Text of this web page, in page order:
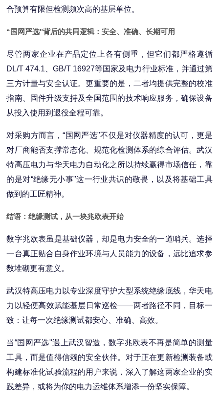
合预算有限但检测频次高的基层单位。
“国网严选"背后的共同逻辑：安全、准确、长期可用
尽管两家企业在产品定位上各有侧重，但它们都严格遵循
DL/T 474.1、GB/T 16927等国家及电力行业标准，并通过第
三方计量与安全认证。更重要的是，二者均提供完整的校准
指南、固件升级支持及全国范围的技术响应服务，确保设备
从投入使用到退役全程可靠。
对采购方而言，“国网严选"不仅是对仪器精度的认可，更是
对厂商能否支撑常态化、规范化检测体系的综合评估。武汉
特高压电力与华天电力自动化之所以持续赢得市场信任，靠
的是对“绝缘无小事"这一行业共识的敬畏，以及将基础工具
做到的工匠精神。
结语：绝缘测试，从一块兆欧表开始
数字兆欧表虽是基础仪器，却是电力安全的一道哨兵。选择
一台真正贴合自身作业环境与人员能力的设备，远比追求参
数堆砌更有意义。
武汉特高压电力以专业深度守护大型系统绝缘底线，华天电
力以轻便高效赋能基层日常巡检——两者路径不同，目标一
致：让每一次绝缘测试都安心、准确、高效。
当“国网严选"遇上武汉智造，数字兆欧表不再是简单的测量
工具，而是值得信赖的安全伙伴。对于正在更新检测装备或
构建标准化试验流程的用户来说，深入了解这两家企业的实
践差异，或将为你的电力运维体系增添一份坚实保障。